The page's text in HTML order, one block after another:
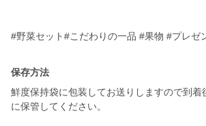
保存方法
鮮度保持袋に包装してお送りしますので到着
に保管してください。